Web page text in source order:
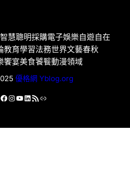
慧聰明採購電子娛樂自遊自在
教育學習法務世界文藝春秋
饗宴美食饕餮動漫領域
優格網 Yblog.org
Facebook
Instagram
YouTube
LinkedIn
RSS 資訊提供連結